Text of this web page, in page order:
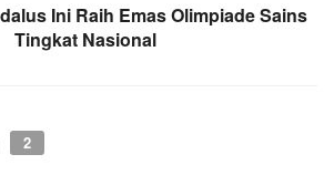
Ini Raih Emas Olimpiade Sains
Tingkat Nasional
2